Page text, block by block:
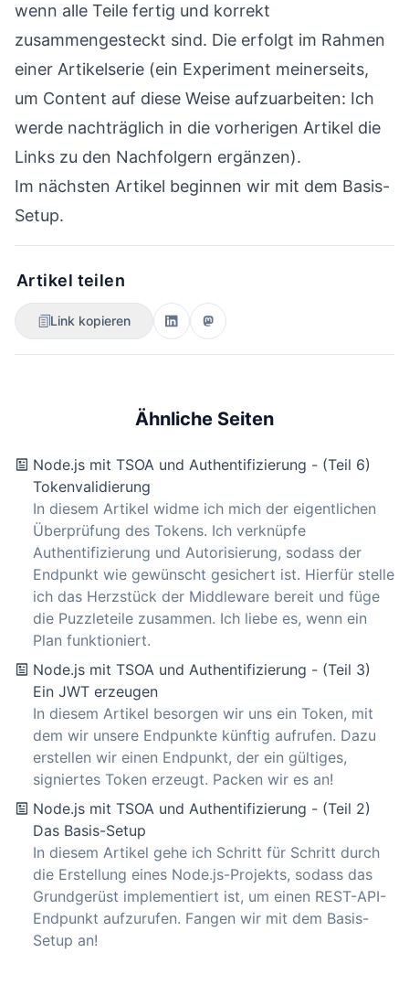
wenn alle Teile fertig und korrekt
zusammengesteckt sind. Die erfolgt im Rahmen
einer Artikelserie (ein Experiment meinerseits,
um Content auf diese Weise aufzuarbeiten: Ich
werde nachträglich in die vorherigen Artikel die
Links zu den Nachfolgern ergänzen).
Im nächsten Artikel beginnen wir mit dem Basis-
Setup.
Artikel teilen
Link kopieren
Ähnliche Seiten
Node.js mit TSOA und Authentifizierung - (Teil 6)
Tokenvalidierung
In diesem Artikel widme ich mich der eigentlichen
Überprüfung des Tokens. Ich verknüpfe
Authentifizierung und Autorisierung, sodass der
Endpunkt wie gewünscht gesichert ist. Hierfür stelle
ich das Herzstück der Middleware bereit und füge
die Puzzleteile zusammen. Ich liebe es, wenn ein
Plan funktioniert.
Node.js mit TSOA und Authentifizierung - (Teil 3)
Ein JWT erzeugen
In diesem Artikel besorgen wir uns ein Token, mit
dem wir unsere Endpunkte künftig aufrufen. Dazu
erstellen wir einen Endpunkt, der ein gültiges,
signiertes Token erzeugt. Packen wir es an!
Node.js mit TSOA und Authentifizierung - (Teil 2)
Das Basis-Setup
In diesem Artikel gehe ich Schritt für Schritt durch
die Erstellung eines Node.js-Projekts, sodass das
Grundgerüst implementiert ist, um einen REST-API-
Endpunkt aufzurufen. Fangen wir mit dem Basis-
Setup an!